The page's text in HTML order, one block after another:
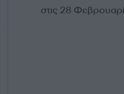
στις 28